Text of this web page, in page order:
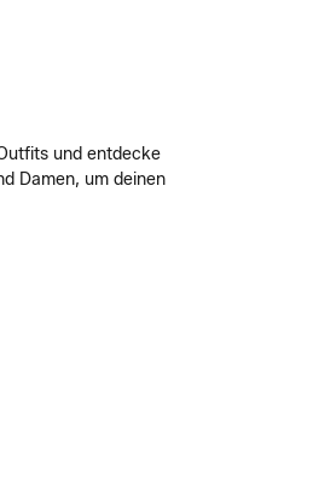
und entdecke
Damen, um deinen